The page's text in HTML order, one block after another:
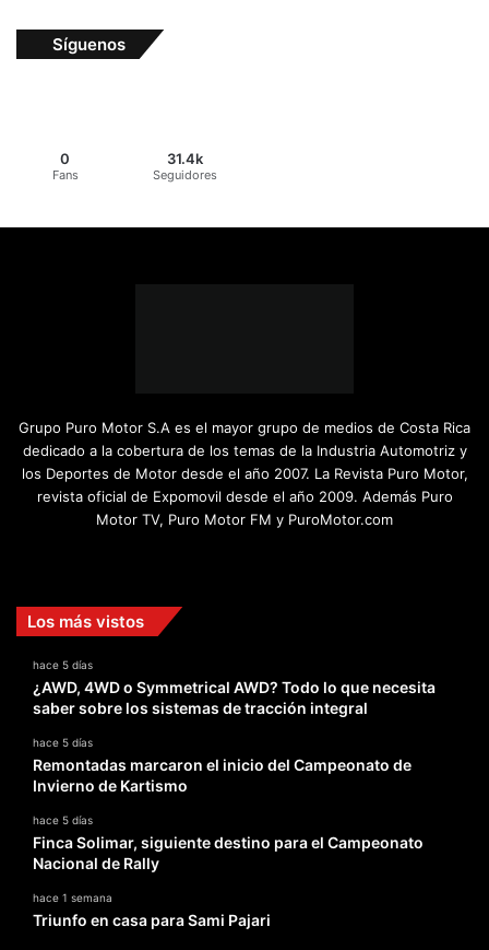
Síguenos
0
Fans
31.4k
Seguidores
Grupo Puro Motor S.A es el mayor grupo de medios de Costa Rica
dedicado a la cobertura de los temas de la Industria Automotriz y
los Deportes de Motor desde el año 2007. La Revista Puro Motor,
revista oficial de Expomovil desde el año 2009. Además Puro
Motor TV, Puro Motor FM y PuroMotor.com
Los más vistos
hace 5 días
¿AWD, 4WD o Symmetrical AWD? Todo lo que necesita
saber sobre los sistemas de tracción integral
hace 5 días
Remontadas marcaron el inicio del Campeonato de
Invierno de Kartismo
hace 5 días
Finca Solimar, siguiente destino para el Campeonato
Nacional de Rally
hace 1 semana
Triunfo en casa para Sami Pajari